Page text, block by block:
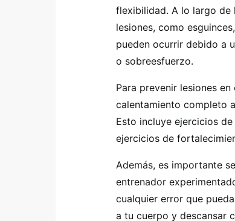
flexibilidad. A lo largo de
lesiones, como
pueden ocurrir debido a
o sobreesfuerzo.
Para prevenir lesiones
calentamiento completo
Esto incluye ejercicios
ejercicios de
Además, es importante
entrenador
cualquier error que
a tu cuerpo y descansar